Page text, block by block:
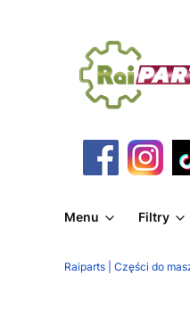
Menu Filtry
Raiparts | Części do